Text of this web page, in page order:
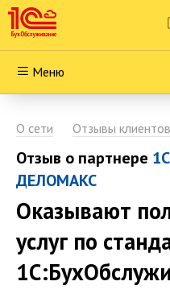
Меню
О сети Отзывы клиентов
Отзыв о партнере
ДЕЛОМАКС
Оказывают
услуг по